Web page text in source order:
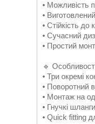
• Можливість
•
• Стійкість до
• Сучасний
• Простий
🔹
• Три окремі
• Поворотний
• Монтаж на
• Гнучкі
• Quick fitting